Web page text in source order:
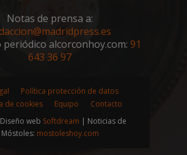
Notas de prensa a:
alcorconhoy.com: 91
643 36 97
Política protección de datos
de cookies
Equipo
Contacto
web Softdream | Noticias de
Móstoles: mostoleshoy.com
Spotify Inc.